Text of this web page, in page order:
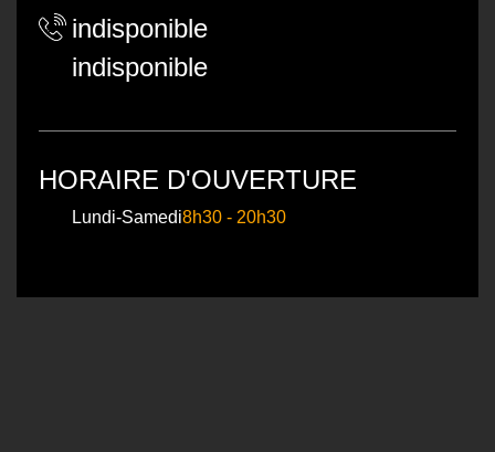
indisponible
indisponible
HORAIRE D'OUVERTURE
Lundi-Samedi8h30 - 20h30